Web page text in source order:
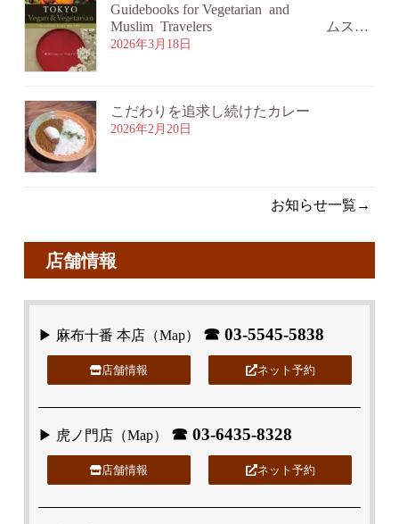
Guidebooks for Vegetarian and
Muslim Travelers ムスリ
ム旅行者・ベジタリアン旅行者向けガイ
2026年3月18日
こだわりを追求し続けたカレー
2026年2月20日
お知らせ一覧→
店舗情報
▶ 麻布十番 本店（Map） ☎ 03-5545-5838
店舗情報 ネット予約
▶ 虎ノ門店（Map） ☎ 03-6435-8328
店舗情報 ネット予約